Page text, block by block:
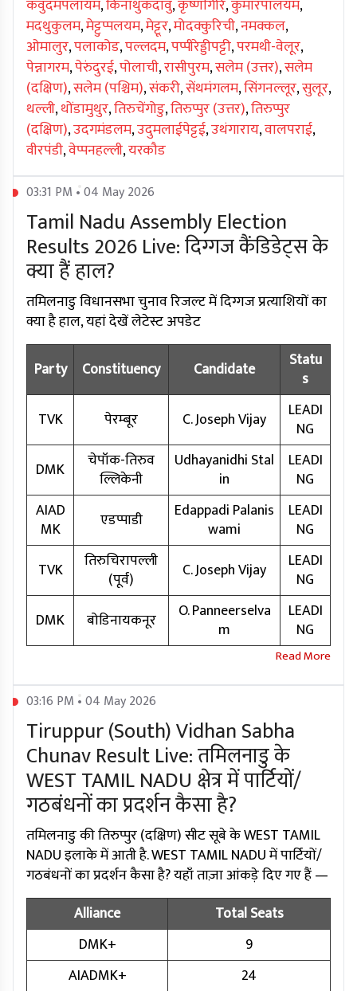
कवुंदमपलायम,किनाथुकदावु,कृष्णगिरि,कुमारपालयम,
मदथुकुलम,मेट्टुप्पलयम,मेट्टूर,मोदक्कुरिची,नमक्कल,
ओमालुर,पलाकोड,पल्लदम,पप्पीरेड्डीपट्टी,परमथी-वेलूर,
पेन्नागरम,पेरुंदुरई,पोलाची,रासीपुरम,सलेम (उत्तर),सलेम
(दक्षिण),सलेम (पश्चिम),संकरी,सेंथमंगलम,सिंगनल्लूर,सुलूर,
थल्ली,थोंडामुथुर,तिरुचेंगोडु,तिरुप्पुर (उत्तर),तिरुप्पुर
(दक्षिण),उदगमंडलम,उदुमलाईपेट्टई,उथंगाराय,वालपराई,
वीरपंडी,वेप्पनहल्ली,यरकौड
03:31 PM • 04 May 2026
Tamil Nadu Assembly Election
Results 2026 Live: दिग्गज कैंडिडेट्स के
क्या हैं हाल?
तमिलनाडु विधानसभा चुनाव रिजल्ट में दिग्गज प्रत्याशियों का
क्या है हाल, यहां देखें लेटेस्ट अपडेट
Party
Constituency Candidate
Statu
s
TVK
पेरम्बूर C. Joseph Vijay
LEADI
NG
DMK
चेपॉक-तिरुव
ल्लिकेनी
Udhayanidhi Stal
in
LEADI
NG
AIAD
MK
एडप्पाडी
Edappadi Palanis
wami
LEADI
NG
TVK
तिरुचिरापल्ली
(पूर्व)
C. Joseph Vijay
LEADI
NG
DMK
बोडिनायकनूर
O. Panneerselva
m
LEADI
NG
03:16 PM • 04 May 2026
Tiruppur (South) Vidhan Sabha
Chunav Result Live: तमिलनाडु के
WEST TAMIL NADU क्षेत्र में पार्टियों/
गठबंधनों का प्रदर्शन कैसा है?
तमिलनाडु की तिरुप्पुर (दक्षिण) सीट सूबे के WEST TAMIL
NADU इलाके में आती है. WEST TAMIL NADU में पार्टियों/
गठबंधनों का प्रदर्शन कैसा है? यहाँ ताज़ा आंकड़े दिए गए हैं —
Alliance
Total Seats
DMK+
9
AIADMK+
24